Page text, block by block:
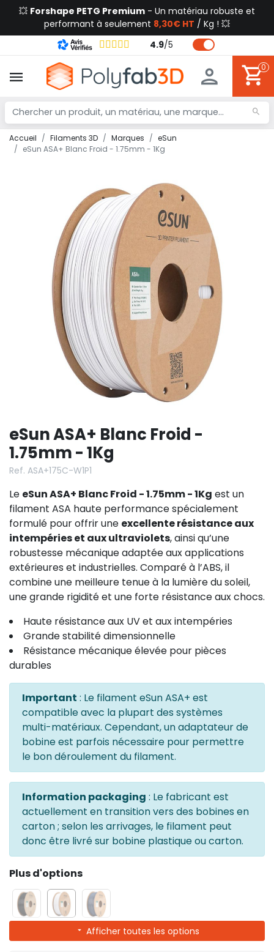
💥 Forshape PETG Premium - Un matériau robuste et
performant à seulement 8,30€ HT / Kg ! 💥
4.9/5
0
Accueil Filaments 3D Marques
eSun
eSun ASA+ Blanc Froid - 1.75mm - 1Kg
eSun ASA+ Blanc Froid -
1.75mm - 1Kg
Ref. ASA+175C-W1P1
Le eSun ASA+ Blanc Froid - 1.75mm - 1Kg est un
filament ASA haute performance spécialement
formulé pour offrir une excellente résistance aux
intempéries et aux ultraviolets, ainsi qu’une
robustesse mécanique adaptée aux applications
extérieures et industrielles. Comparé à l’ABS, il
combine une meilleure tenue à la lumière du soleil,
une grande rigidité et une forte résistance aux chocs.
Haute résistance aux UV et aux intempéries
Grande stabilité dimensionnelle
Résistance mécanique élevée pour pièces
durables
Important : Le filament eSun ASA+ est
compatible avec la plupart des systèmes
multi-matériaux. Cependant, un adaptateur de
bobine est parfois nécessaire pour permettre
le bon déroulement du filament.
Information packaging : Le fabricant est
actuellement en transition vers des bobines en
carton ; selon les arrivages, le filament peut
donc être livré sur bobine plastique ou carton.
Plus d'options
Afficher toutes les options